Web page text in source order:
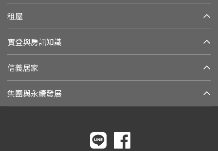
租屋
實登與房訊知識
信義居家
集團與永續發展